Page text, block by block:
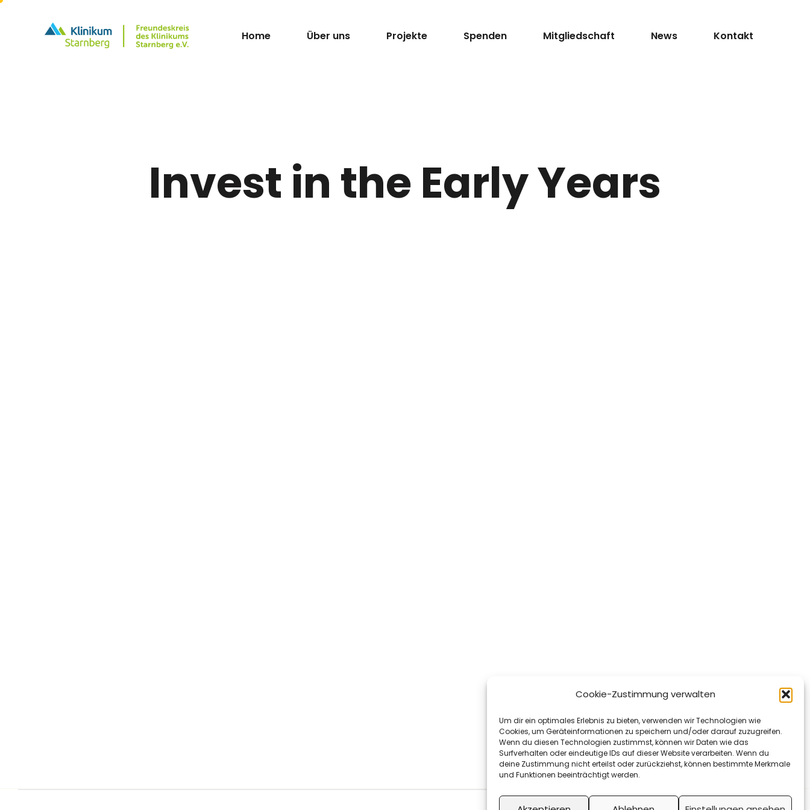
Cookie-Zustimmung verwalten
Um dir ein optimales Erlebnis zu bieten, verwenden wir Technologien wie
Cookies, um Geräteinformationen zu speichern und/oder darauf zuzugreifen.
Wenn du diesen Technologien zustimmst, können wir Daten wie das
Surfverhalten oder eindeutige IDs auf dieser Website verarbeiten. Wenn du
deine Zustimmung nicht erteilst oder zurückziehst, können bestimmte Merkmale
und Funktionen beeinträchtigt werden.
Home Über uns Projekte Spenden Mitgliedschaft News Kontakt
Invest in the Early Years